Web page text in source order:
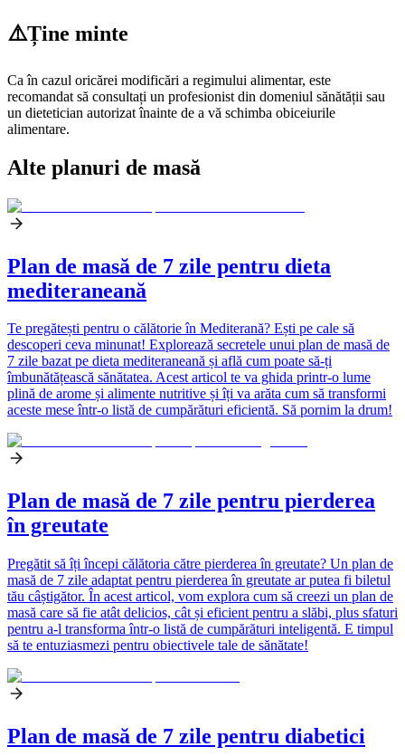
⚠️Ține minte
Ca în cazul oricărei modificări a regimului alimentar, este
recomandat să consultați un profesionist din domeniul sănătății sau
un dietetician autorizat înainte de a vă schimba obiceiurile
alimentare.
Alte planuri de masă
Plan de masă de 7 zile pentru dieta
mediteraneană
Te pregătești pentru o călătorie în Mediterană? Ești pe cale să
descoperi ceva minunat! Explorează secretele unui plan de masă de
7 zile bazat pe dieta mediteraneană și află cum poate să-ți
îmbunătățească sănătatea. Acest articol te va ghida printr-o lume
plină de arome și alimente nutritive și îți va arăta cum să transformi
aceste mese într-o listă de cumpărături eficientă. Să pornim la drum!
Plan de masă de 7 zile pentru pierderea
în greutate
Pregătit să îți începi călătoria către pierderea în greutate? Un plan de
masă de 7 zile adaptat pentru pierderea în greutate ar putea fi biletul
tău câștigător. În acest articol, vom explora cum să creezi un plan de
masă care să fie atât delicios, cât și eficient pentru a slăbi, plus sfaturi
pentru a-l transforma într-o listă de cumpărături inteligentă. E timpul
să te entuziasmezi pentru obiectivele tale de sănătate!
Plan de masă de 7 zile pentru diabetici